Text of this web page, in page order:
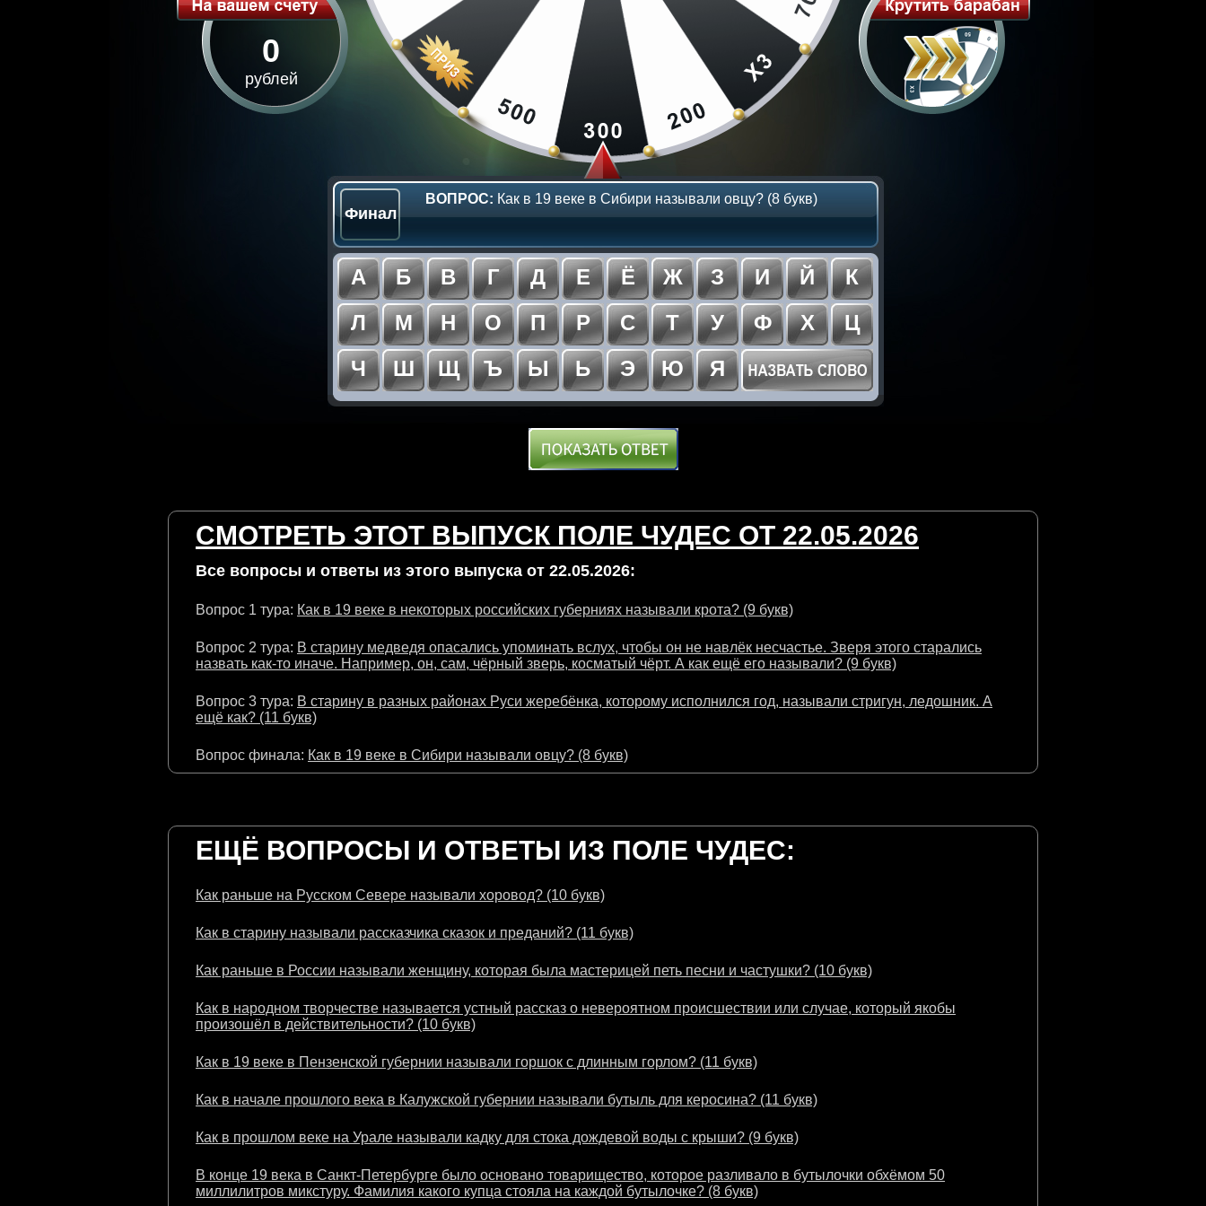
0
рублей
Финал
ВОПРОС: Как в 19 веке в Сибири называли овцу? (8 букв)
А Б В Г Д Е Ё Ж З И Й
К
Л
М Н О П Р С Т У Ф Х
Ц
Ч
Ш Щ Ъ Ы Ь Э Ю Я
СМОТРЕТЬ ЭТОТ ВЫПУСК ПОЛЕ ЧУДЕС ОТ 22.05.2026
Все вопросы и ответы из этого выпуска от 22.05.2026:
Вопрос 1 тура: Как в 19 веке в некоторых российских губерниях называли крота? (9 букв)
Вопрос 2 тура: В старину медведя опасались упоминать вслух, чтобы он не навлёк несчастье. Зверя этого старались
назвать как-то иначе. Например, он, сам, чёрный зверь, косматый чёрт. А как ещё его называли? (9 букв)
Вопрос 3 тура: В старину в разных районах Руси жеребёнка, которому исполнился год, называли стригун, ледошник. А
ещё как? (11 букв)
Вопрос финала: Как в 19 веке в Сибири называли овцу? (8 букв)
ЕЩЁ ВОПРОСЫ И ОТВЕТЫ ИЗ ПОЛЕ ЧУДЕС:
Как раньше на Русском Севере называли хоровод? (10 букв)
Как в старину называли рассказчика сказок и преданий? (11 букв)
Как раньше в России называли женщину, которая была мастерицей петь песни и частушки? (10 букв)
Как в народном творчестве называется устный рассказ о невероятном происшествии или случае, который якобы
произошёл в действительности? (10 букв)
Как в 19 веке в Пензенской губернии называли горшок с длинным горлом? (11 букв)
Как в начале прошлого века в Калужской губернии называли бутыль для керосина? (11 букв)
Как в прошлом веке на Урале называли кадку для стока дождевой воды с крыши? (9 букв)
В конце 19 века в Санкт-Петербурге было основано товарищество, которое разливало в бутылочки обхёмом 50
миллилитров микстуру. Фамилия какого купца стояла на каждой бутылочке? (8 букв)